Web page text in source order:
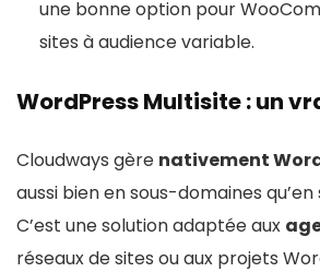
une bonne option pour
sites à audience variable.
WordPress Multisite : un
Cloudways gère nativement
aussi bien en sous-domaines
C’est une solution adaptée aux
réseaux de sites ou aux projets